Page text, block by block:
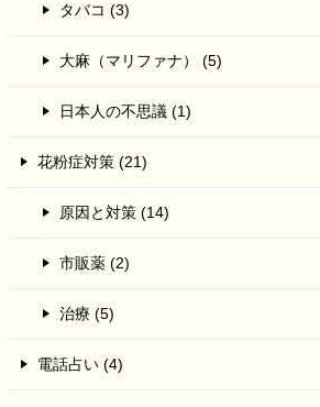
タバコ (3)
大麻（マリファナ） (5)
日本人の不思議 (1)
花粉症対策 (21)
原因と対策 (14)
市販薬 (2)
治療 (5)
電話占い (4)